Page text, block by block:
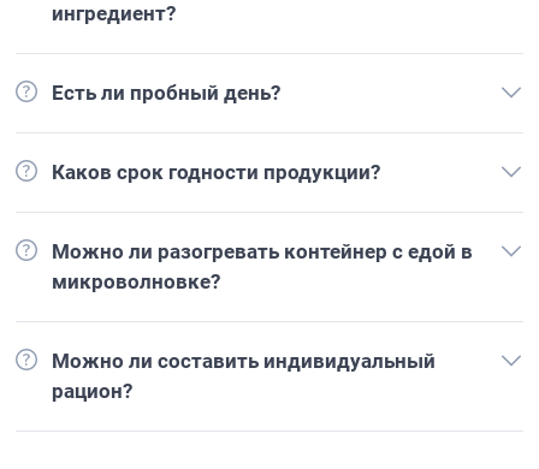
ингредиент?
Есть ли пробный день?
Каков срок годности продукции?
Можно ли разогревать контейнер с едой в
микроволновке?
Можно ли составить индивидуальный
рацион?